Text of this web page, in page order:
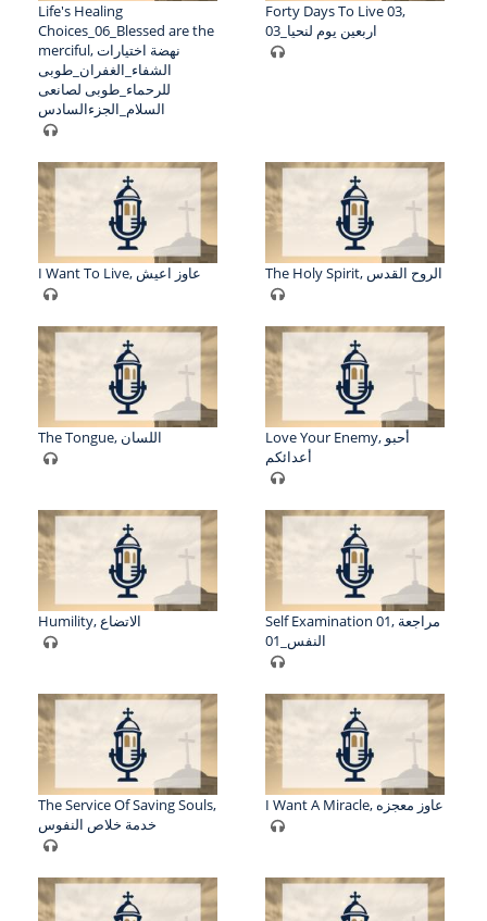
Life's Healing
Choices_06_Blessed are the
merciful, نهضة اختيارات
الشفاء_الغفران_طوبى
للرحماء_طوبى لصانعى
السلام_الجزءالسادس
Forty Days To Live 03,
اربعين يوم لنحيا_03
I Want To Live, عاوز اعيش The Holy Spirit, الروح القدس
The Tongue, اللسان
Love Your Enemy, أحبو
أعدائكم
Humility, الاتضاع
Self Examination 01, مراجعة
النفس_01
The Service Of Saving Souls,
خدمة خلاص النفوس
I Want A Miracle, عاوز معجزه